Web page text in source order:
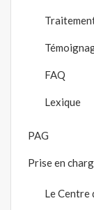
FAQ
Lexique
PAG
Prise en
Le Centre